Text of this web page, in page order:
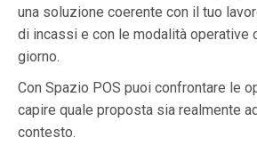
una soluzione coerente con il tuo
di incassi e con le modalità operative
giorno.
Con Spazio POS puoi confrontare le
capire quale proposta sia realmente
contesto.